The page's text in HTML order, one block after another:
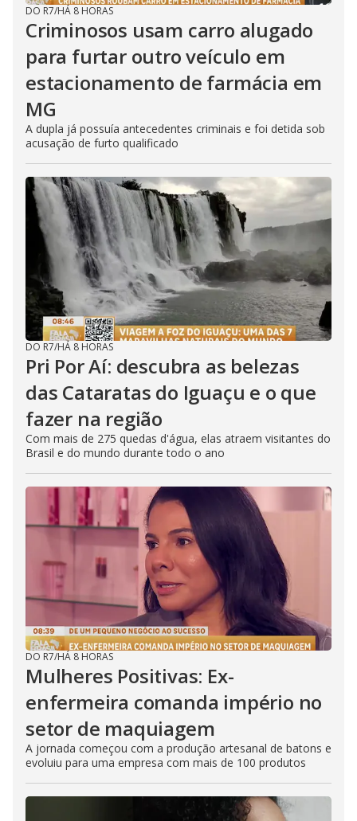
DO R7/HÁ 8 HORAS
Criminosos usam carro alugado
para furtar outro veículo em
estacionamento de farmácia em
MG
A dupla já possuía antecedentes criminais e foi detida sob
acusação de furto qualificado
DO R7/HÁ 8 HORAS
Pri Por Aí: descubra as belezas
das Cataratas do Iguaçu e o que
fazer na região
Com mais de 275 quedas d'água, elas atraem visitantes do
Brasil e do mundo durante todo o ano
DO R7/HÁ 8 HORAS
Mulheres Positivas: Ex-
enfermeira comanda império no
setor de maquiagem
A jornada começou com a produção artesanal de batons e
evoluiu para uma empresa com mais de 100 produtos